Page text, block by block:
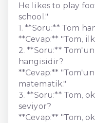
He likes to play
school."
1. **Soru:** Tom
**Cevap:** "Tom,
2. **Soru:**
hangisidir?
**Cevap:**
matematik."
3. **Soru:** Tom,
seviyor?
**Cevap:** "Tom,